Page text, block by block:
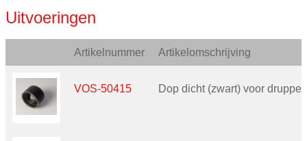
Uitvoeringen
Artikelnummer Artikelomschrijving
VOS-50415 Dop dicht (zwart) voor